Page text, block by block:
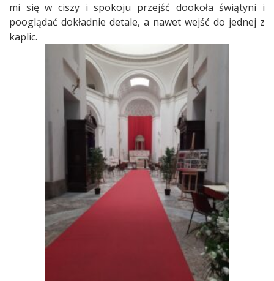
mi się w ciszy i spokoju przejść dookoła świątyni i
pooglądać dokładnie detale, a nawet wejść do jednej z
kaplic.